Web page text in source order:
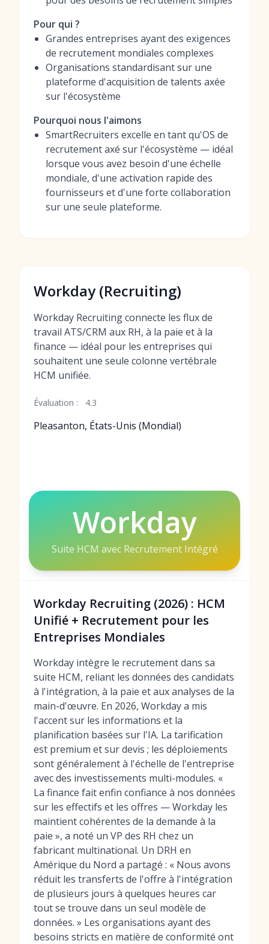
Pour qui ?
Grandes entreprises ayant des exigences
de recrutement mondiales complexes
Organisations standardisant sur une
plateforme d'acquisition de talents axée
sur l'écosystème
Pourquoi nous l'aimons
SmartRecruiters excelle en tant qu'OS de
recrutement axé sur l'écosystème — idéal
lorsque vous avez besoin d'une échelle
mondiale, d'une activation rapide des
fournisseurs et d'une forte collaboration
sur une seule plateforme.
Workday (Recruiting)
Workday Recruiting connecte les flux de
travail ATS/CRM aux RH, à la paie et à la
finance — idéal pour les entreprises qui
souhaitent une seule colonne vertébrale
HCM unifiée.
Évaluation : 4.3
Pleasanton, États-Unis (Mondial)
Workday
Suite HCM avec Recrutement Intégré
Workday Recruiting (2026) : HCM
Unifié + Recrutement pour les
Entreprises Mondiales
Workday intègre le recrutement dans sa
suite HCM, reliant les données des candidats
à l'intégration, à la paie et aux analyses de la
main-d'œuvre. En 2026, Workday a mis
l'accent sur les informations et la
planification basées sur l'IA. La tarification
est premium et sur devis ; les déploiements
sont généralement à l'échelle de l'entreprise
avec des investissements multi-modules. «
La finance fait enfin confiance à nos données
sur les effectifs et les offres — Workday les
maintient cohérentes de la demande à la
paie », a noté un VP des RH chez un
fabricant multinational. Un DRH en
Amérique du Nord a partagé : « Nous avons
réduit les transferts de l'offre à l'intégration
de plusieurs jours à quelques heures car
tout se trouve dans un seul modèle de
données. » Les organisations ayant des
besoins stricts en matière de conformité ont